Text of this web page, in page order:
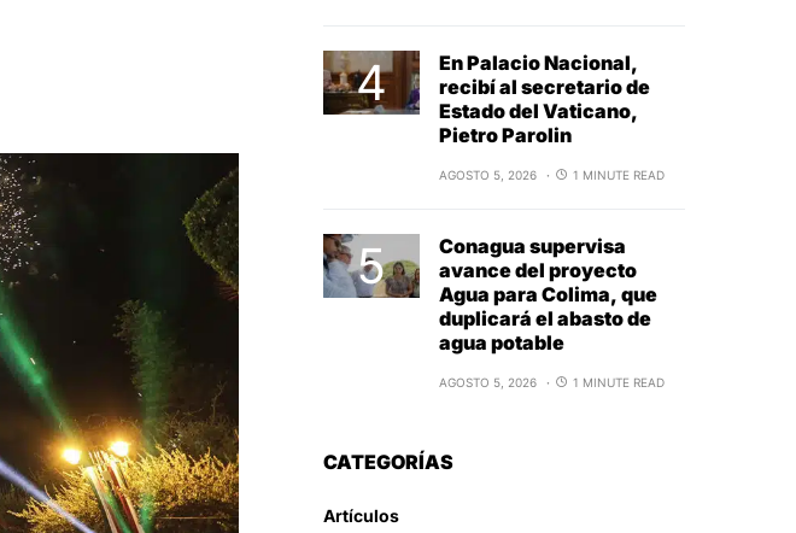
En Palacio Nacional,
recibí al secretario de
Estado del Vaticano,
Pietro Parolin
AGOSTO 5, 2026 1 MINUTE READ
Conagua supervisa
avance del proyecto
Agua para Colima, que
duplicará el abasto de
agua potable
AGOSTO 5, 2026 1 MINUTE READ
CATEGORÍAS
Artículos